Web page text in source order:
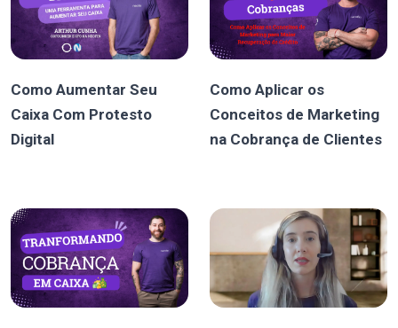
Como Aumentar Seu
Caixa Com Protesto
Digital
Como Aplicar os
Conceitos de Marketing
na Cobrança de Clientes